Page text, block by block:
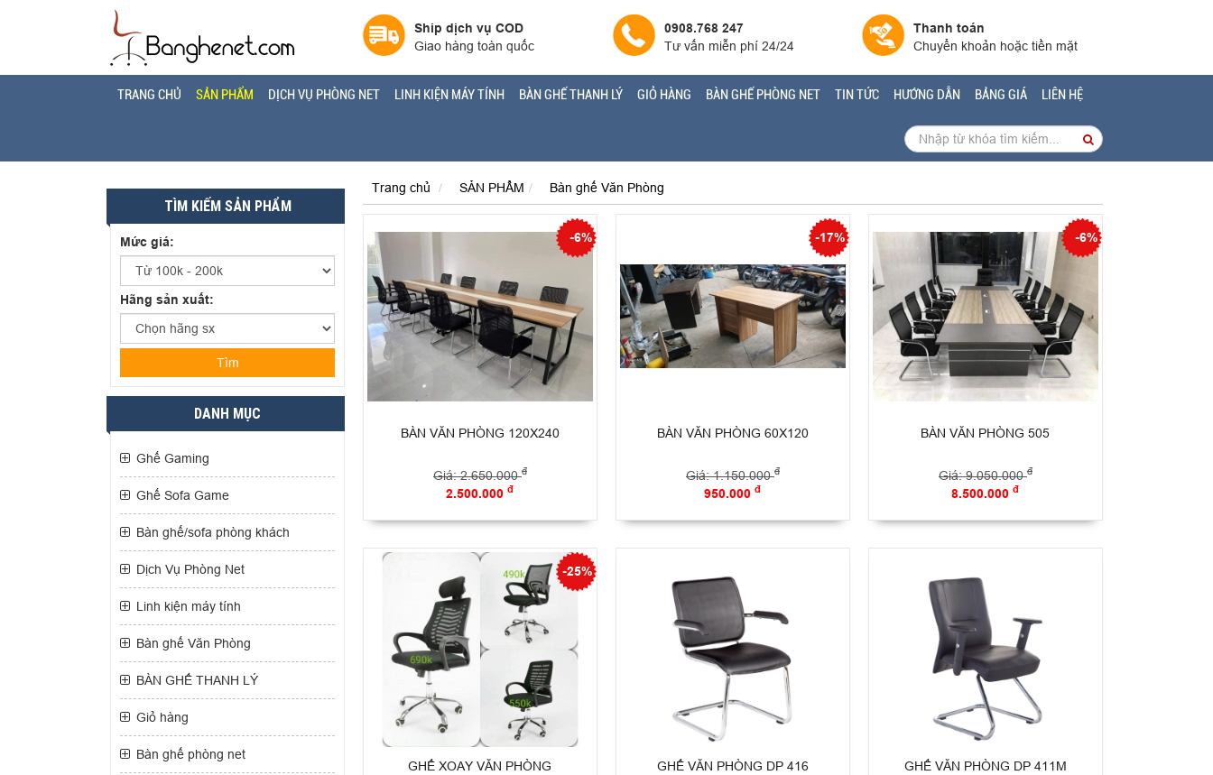
Ship dịch vụ COD
Giao hàng toàn quốc
0908.768 247
Tư vấn miễn phí 24/24
Thanh toán
Chuyển khoản hoặc tiền mặt
TRANG CHỦ SẢN PHẨM DỊCH VỤ PHÒNG NET LINH KIỆN MÁY TÍNH BÀN GHẾ THANH LÝ GIỎ HÀNG BÀN GHẾ PHÒNG NET TIN TỨC HƯỚNG DẪN BẢNG GIÁ LIÊN HỆ
TÌM KIẾM SẢN PHẨM
Mức giá:
Hãng sản xuất:
Tìm
DANH MỤC
Ghế Gaming
Ghế Sofa Game
Bàn ghế/sofa phòng khách
Dịch Vụ Phòng Net
Linh kiện máy tính
Bàn ghế Văn Phòng
BÀN GHẾ THANH LÝ
Giỏ hàng
Bàn ghế phòng net
Trang chủ SẢN PHẨM Bàn ghế Văn Phòng
-6%
BÀN VĂN PHÒNG 120X240
Giá: 2.650.000đ
2.500.000đ
-17%
BÀN VĂN PHÒNG 60X120
Giá: 1.150.000đ
950.000đ
-6%
BÀN VĂN PHÒNG 505
Giá: 9.050.000đ
8.500.000đ
-25%
GHẾ XOAY VĂN PHÒNG GHẾ VĂN PHÒNG DP 416 GHẾ VĂN PHÒNG DP 411M